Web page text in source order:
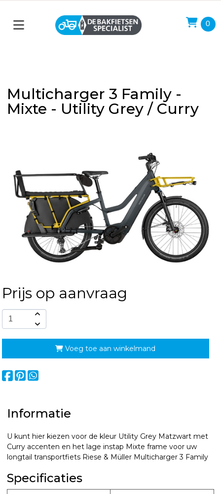
0
Multicharger 3 Family -
Mixte - Utility Grey / Curry
Prijs op aanvraag
Voeg toe aan winkelmand
Informatie
U kunt hier kiezen voor de kleur Utility Grey Matzwart met
Curry accenten en het lage instap Mixte frame voor uw
longtail transportfiets Riese & Müller Multicharger 3 Family
Specificaties